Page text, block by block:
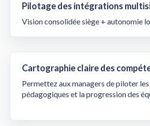
Pilotage des intégrations
Vision consolidée siège + autonomie
Cartographie claire des
Permettez aux managers de piloter
pédagogiques et la progression des